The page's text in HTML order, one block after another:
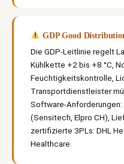
GDP Good
Die GDP-Leitlinie regelt
Kühlkette +2 bis +8 °C,
Feuchtigkeitskontrolle,
Transportdienstleister
Software-
(Sensitech, Elpro CH),
zertifizierte 3PLs: DHL
Healthcare.